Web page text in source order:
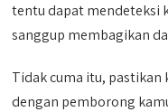
tentu dapat mendeteksi
sanggup membagikan
Tidak cuma itu,
dengan pemborong